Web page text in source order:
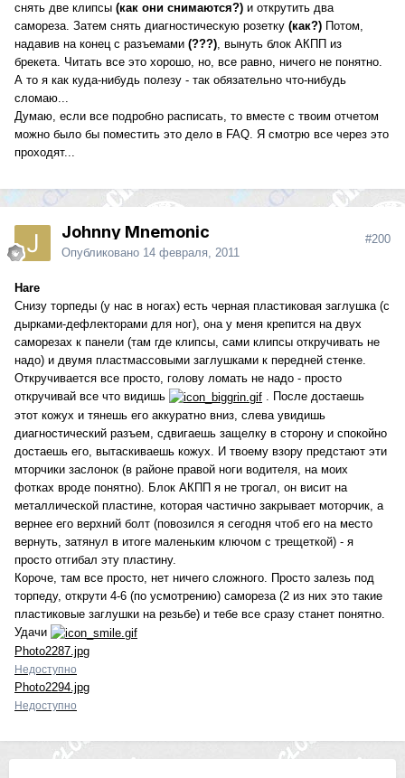
снять две клипсы (как они снимаются?) и открутить два
самореза. Затем снять диагностическую розетку (как?) Потом,
надавив на конец с разъемами (???), вынуть блок АКПП из
брекета. Читать все это хорошо, но, все равно, ничего не понятно.
А то я как куда-нибудь полезу - так обязательно что-нибудь
сломаю...
Думаю, если все подробно расписать, то вместе с твоим отчетом
можно было бы поместить это дело в FAQ. Я смотрю все через это
проходят...
Johnny Mnemonic
Опубликовано 14 февраля, 2011
#200
Hare
Снизу торпеды (у нас в ногах) есть черная пластиковая заглушка (с
дырками-дефлекторами для ног), она у меня крепится на двух
саморезах к панели (там где клипсы, сами клипсы откручивать не
надо) и двумя пластмассовыми заглушками к передней стенке.
Откручивается все просто, голову ломать не надо - просто
откручивай все что видишь
. После достаешь
этот кожух и тянешь его аккуратно вниз, слева увидишь
диагностический разъем, сдвигаешь защелку в сторону и спокойно
достаешь его, вытаскиваешь кожух. И твоему взору предстают эти
мторчики заслонок (в районе правой ноги водителя, на моих
фотках вроде понятно). Блок АКПП я не трогал, он висит на
металлической пластине, которая частично закрывает моторчик, а
вернее его верхний болт (повозился я сегодня чтоб его на место
вернуть, затянул в итоге маленьким ключом с трещеткой) - я
просто отгибал эту пластину.
Короче, там все просто, нет ничего сложного. Просто залезь под
торпеду, открути 4-6 (по усмотрению) самореза (2 из них это такие
пластиковые заглушки на резьбе) и тебе все сразу станет понятно.
Удачи
Photo2287.jpg
Недоступно
Photo2294.jpg
Недоступно